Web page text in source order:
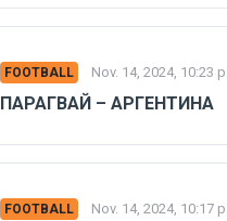
FOOTBALL Nov. 14, 2024, 10:23
ПАРАГВАЙ – АРГЕНТИНА
FOOTBALL Nov. 14, 2024, 10:17